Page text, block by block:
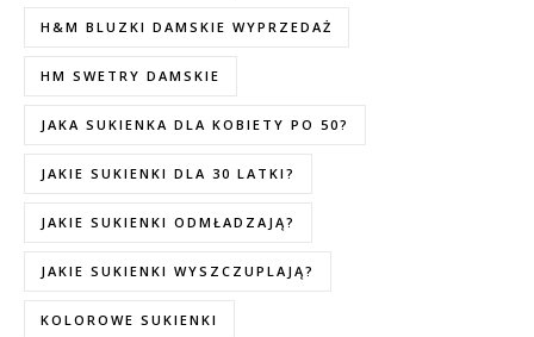
H&M BLUZKI DAMSKIE WYPRZEDAŻ
HM SWETRY DAMSKIE
JAKA SUKIENKA DLA KOBIETY PO 50?
JAKIE SUKIENKI DLA 30 LATKI?
JAKIE SUKIENKI ODMŁADZAJĄ?
JAKIE SUKIENKI WYSZCZUPLAJĄ?
KOLOROWE SUKIENKI